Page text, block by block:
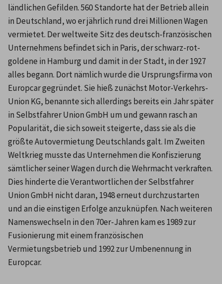
ländlichen Gefilden. 560 Standorte hat der Betrieb allein
in Deutschland, wo er jährlich rund drei Millionen Wagen
vermietet. Der weltweite Sitz des deutsch-französischen
Unternehmens befindet sich in Paris, der schwarz-rot-
goldene in Hamburg und damit in der Stadt, in der 1927
alles begann. Dort nämlich wurde die Ursprungsfirma von
Europcar gegründet. Sie hieß zunächst Motor-Verkehrs-
Union KG, benannte sich allerdings bereits ein Jahr später
in Selbstfahrer Union GmbH um und gewann rasch an
Popularität, die sich soweit steigerte, dass sie als die
größte Autovermietung Deutschlands galt. Im Zweiten
Weltkrieg musste das Unternehmen die Konfiszierung
sämtlicher seiner Wagen durch die Wehrmacht verkraften.
Dies hinderte die Verantwortlichen der Selbstfahrer
Union GmbH nicht daran, 1948 erneut durchzustarten
und an die einstigen Erfolge anzuknüpfen. Nach weiteren
Namenswechseln in den 70er-Jahren kam es 1989 zur
Fusionierung mit einem französischen
Vermietungsbetrieb und 1992 zur Umbenennung in
Europcar.